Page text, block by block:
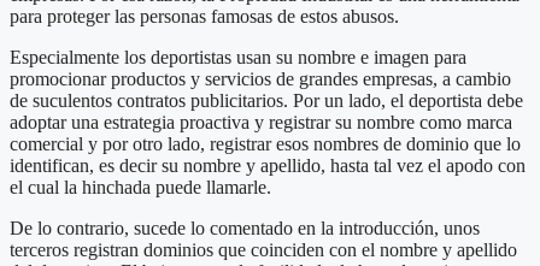
para proteger las personas famosas de estos abusos.
Especialmente los deportistas usan su nombre e imagen para
promocionar productos y servicios de grandes empresas, a cambio
de suculentos contratos publicitarios. Por un lado, el deportista debe
adoptar una estrategia proactiva y registrar su nombre como marca
comercial y por otro lado, registrar esos nombres de dominio que lo
identifican, es decir su nombre y apellido, hasta tal vez el apodo con
el cual la hinchada puede llamarle.
De lo contrario, sucede lo comentado en la introducción, unos
terceros registran dominios que coinciden con el nombre y apellido